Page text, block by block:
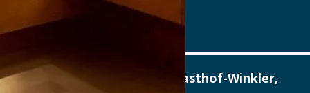
www.alterwirt.de
Altstadthotel, Brauerei-Gasthof-Winkler,